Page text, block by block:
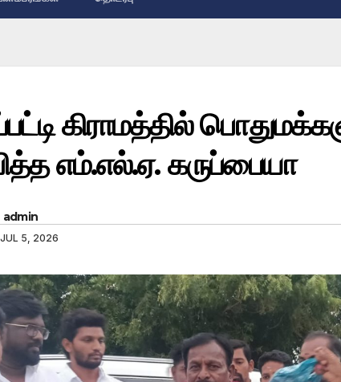
கிராமத்தில்
எம்.எல்.ஏ. கருப்பையா
admin
JUL 5, 2026